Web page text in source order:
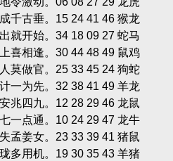
千古垂。15 24 41 46 猴龙
就开始。34 18 09 27 蛇马
喜相逢。30 44 48 49 鼠鸡
莫做官。25 33 45 24 狗蛇
一为先。32 38 41 49 羊龙
兆四九。12 28 29 46 龙鼠
一点通。10 24 29 47 龙牛
孟姜女。23 33 39 41 猪鼠
多用机。19 30 35 43 羊猪